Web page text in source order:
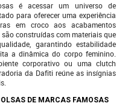
é acessar um universo de
para oferecer uma experiência
em croco aos acabamentos
construídas com materiais que
garantindo estabilidade
a dinâmica do corpo feminino.
corporativo ou uma clutch
da Dafiti reúne as insígnias
DE MARCAS FAMOSAS